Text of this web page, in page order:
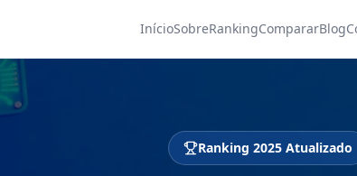
InícioSobreRankingCompararBlog
Ranking 2025 Atualizado